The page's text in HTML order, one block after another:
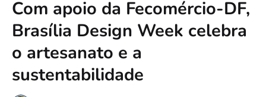
Com apoio da Fecomércio-DF,
Brasília Design Week celebra
o artesanato e a
sustentabilidade